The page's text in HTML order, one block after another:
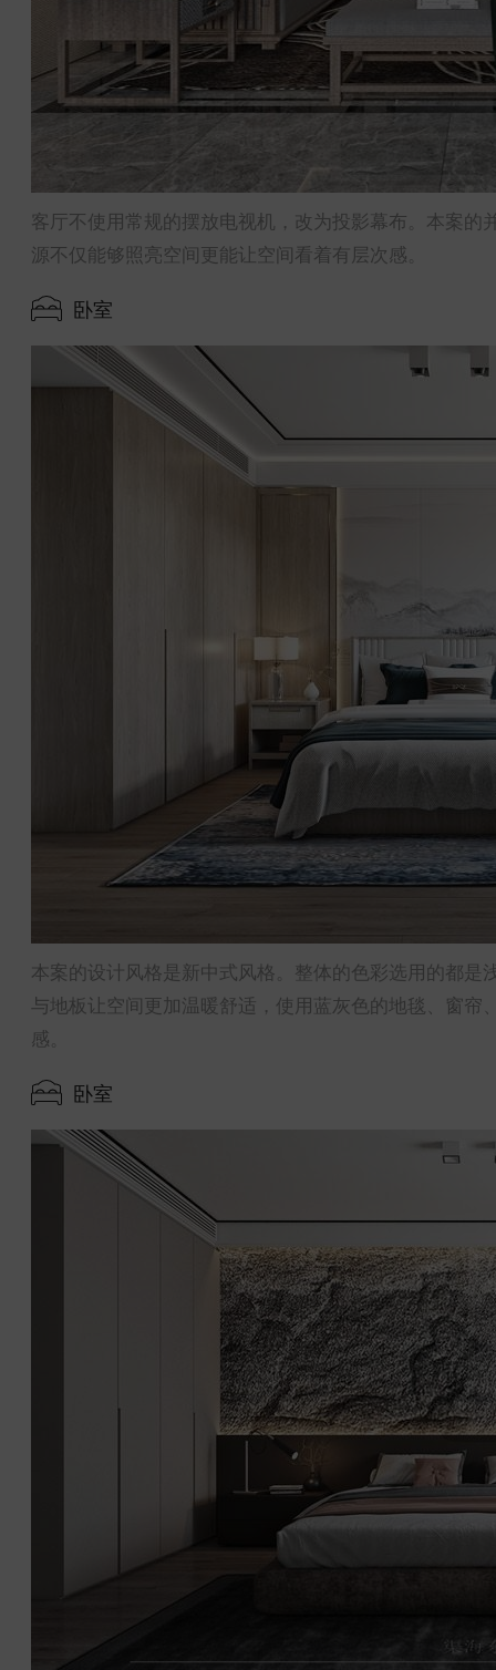
客厅不使用常规的摆放电视机，改为投影幕布。本案
源不仅能够照亮空间更能让空间看着有层次感。
卧室
本案的设计风格是新中式风格。整体的色彩选用的都
与地板让空间更加温暖舒适，使用蓝灰色的地毯、窗
感。
卧室